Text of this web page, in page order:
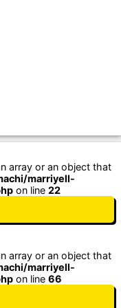
array or an object that
marriyell-
on line 22
array or an object that
marriyell-
on line 66